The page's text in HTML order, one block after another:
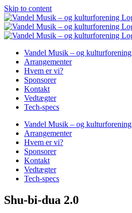
Skip to content
Vandel Musik – og kulturforening
Arrangementer
Hvem er vi?
Sponsorer
Kontakt
Vedtægter
Tech-specs
Vandel Musik – og kulturforening
Arrangementer
Hvem er vi?
Sponsorer
Kontakt
Vedtægter
Tech-specs
Shu-bi-dua 2.0